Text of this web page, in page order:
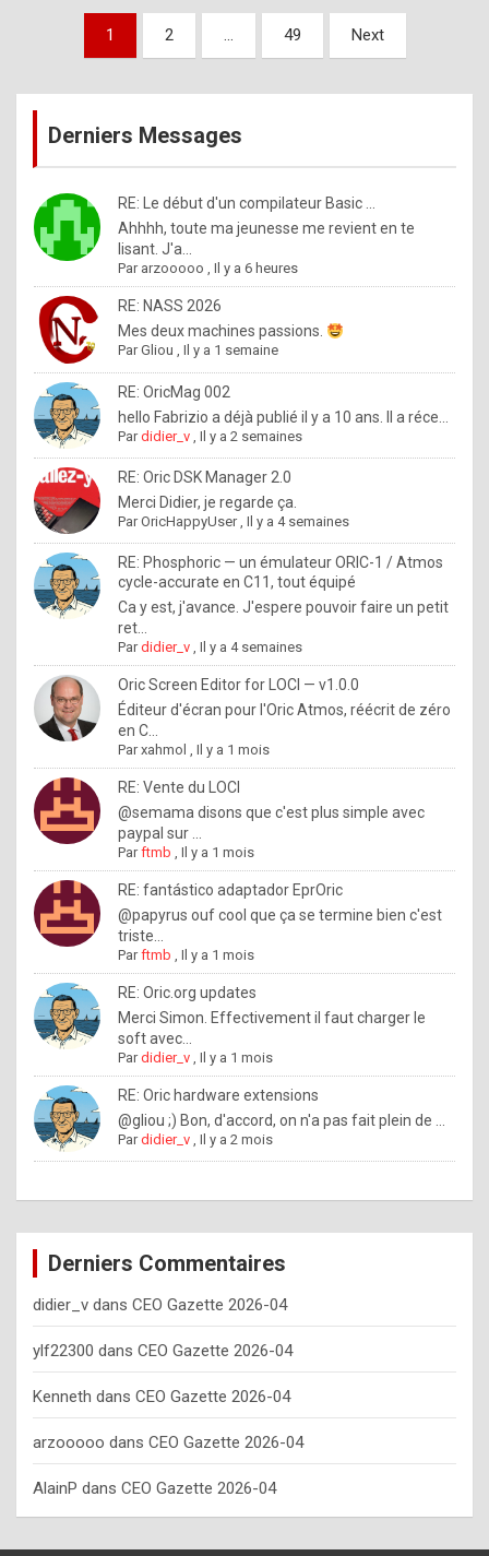
a
%
m
a
d
b
y
o
l
e
x
.
I
f
y
o
u
w
a
n
t
o
n
o
w
h
o
w
o
e
y
o
u
s
h
o
Pagination
publications
1 2 … 49 Next
Derniers Messages
RE: Le début d'un compilateur Basic ...
Ahhhh, toute ma jeunesse me revient en te
lisant. J'a...
Par arzooooo ,Il y a 6 heures
RE: NASS 2026
Mes deux machines passions.
ParGliou ,Il y a 1 semaine
RE: OricMag 002
hello Fabrizio a déjà publié il y a 10 ans. Il a réce...
Pardidier_v ,Il y a 2 semaines
RE: Oric DSK Manager 2.0
Merci Didier, je regarde ça.
ParOricHappyUser,Il y a 4 semaines
RE: Phosphoric — un émulateur ORIC-1 / Atmos
cycle-accurate en C11, tout équipé
Ca y est, j'avance. J'espere pouvoir faire un petit
ret...
Pardidier_v ,Il y a 4 semaines
Oric Screen Editor for LOCI — v1.0.0
Éditeur d'écran pour l'Oric Atmos, réécrit de zéro
en C...
Parxahmol ,Il y a 1 mois
RE: Vente du LOCI
@semama disons que c'est plus simple avec
paypal sur ...
Parftmb ,Il y a 1 mois
RE: fantástico adaptador EprOric
@papyrus ouf cool que ça se termine bien c'est
triste...
Parftmb ,Il y a 1 mois
RE: Oric.org updates
Merci Simon. Effectivement il faut charger le
soft avec...
Pardidier_v ,Il y a 1 mois
RE: Oric hardware extensions
@gliou ;) Bon, d'accord, on n'a pas fait plein de ...
Pardidier_v ,Il y a 2 mois
Derniers Commentaires
didier_v dans CEO Gazette 2026-04
ylf22300 dans CEO Gazette 2026-04
Kenneth dans CEO Gazette 2026-04
arzooooo dans CEO Gazette 2026-04
AlainP dans CEO Gazette 2026-04